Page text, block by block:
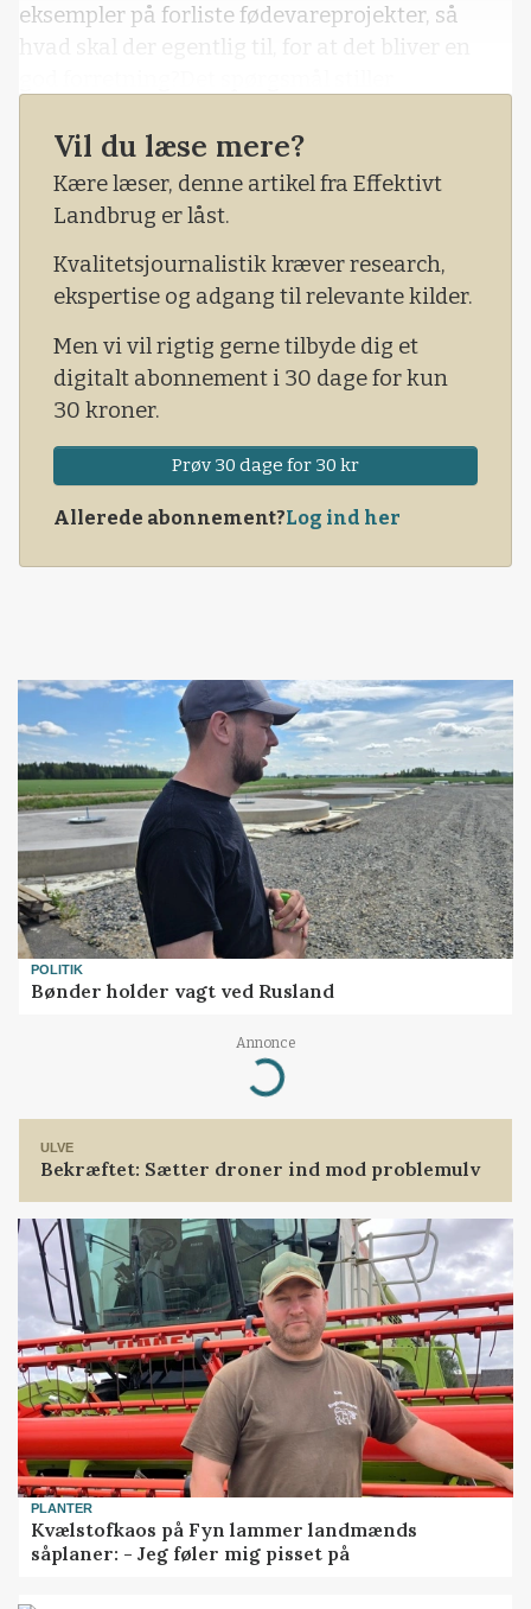
eksempler på forliste fødevareprojekter, så
hvad skal der egentlig til, for at det bliver en
Akademiet, i forbindelse med, at Agrovi og
Nordsjællands Landboforening inviterer til den
sidste workshop i serien Fremtidens
deltagerne på de vigtigste skridt,
fødevareiværksætteren skal tage, før produktet
kan blive en levevej.
Vil du læse mere?
Kære læser, denne artikel fra Effektivt
Landbrug er låst.
Kvalitetsjournalistik kræver research,
ekspertise og adgang til relevante kilder.
Men vi vil rigtig gerne tilbyde dig et
digitalt abonnement i 30 dage for kun
30 kroner.
Prøv 30 dage for 30 kr
Allerede abonnement?Log ind her
POLITIK
Bønder holder vagt ved Rusland
Annonce
Loading...
ULVE
Bekræftet: Sætter droner ind mod problemulv
PLANTER
Kvælstofkaos på Fyn lammer landmænds
såplaner: - Jeg føler mig pisset på